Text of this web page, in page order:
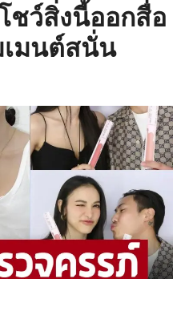
โชว์สิ่งนี้ออกสื่อ
เมนต์สนั่น